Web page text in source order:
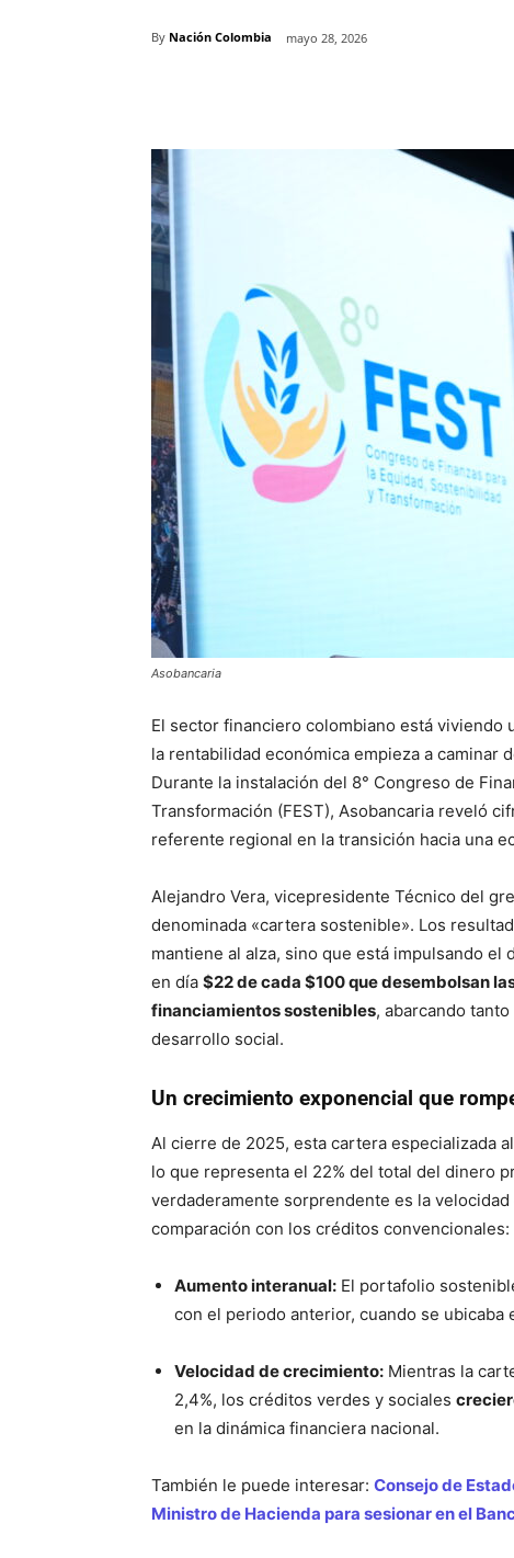
By Nación Colombia mayo 28, 2026
Asobancaria
El sector financiero colombiano está
la rentabilidad económica empieza a caminar
Durante la instalación del 8° Congreso de
Transformación (FEST), Asobancaria reveló
referente regional en la transición hacia una
Alejandro Vera, vicepresidente Técnico del
denominada «cartera sostenible». Los
mantiene al alza, sino que está impulsando el
en día $22 de cada $100 que desembolsan
financiamientos sostenibles, abarcando
desarrollo social.
Un crecimiento exponencial que
Al cierre de 2025, esta cartera especializada
lo que representa el 22% del total del dinero
verdaderamente sorprendente es la
comparación con los créditos convencionales:
Aumento interanual: El portafolio
con el periodo anterior, cuando se ubicaba
Velocidad de crecimiento: Mientras la
2,4%, los créditos verdes y sociales
en la dinámica financiera nacional.
También le puede interesar: Consejo de
Ministro de Hacienda para sesionar en el